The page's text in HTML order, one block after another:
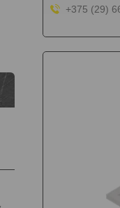
+375 (29)